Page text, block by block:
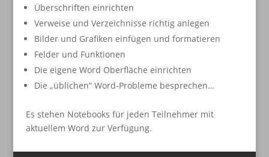
Überschriften einrichten
Verweise und Verzeichnisse richtig anlegen
Bilder und Grafiken einfügen und formatieren
Felder und Funktionen
Die eigene Word Oberfläche einrichten
Die „üblichen“ Word-Probleme besprechen…
Es stehen Notebooks für jeden Teilnehmer mit
aktuellem Word zur Verfügung.